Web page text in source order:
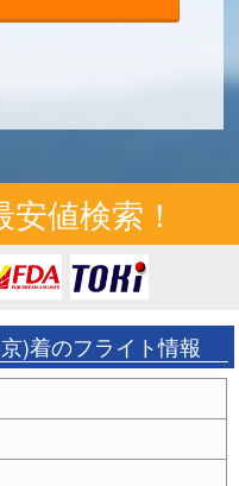
値検索！
)着のフライト情報